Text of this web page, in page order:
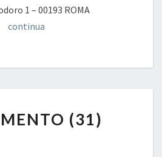
1 – 00193 ROMA
continua
(31)
(31)